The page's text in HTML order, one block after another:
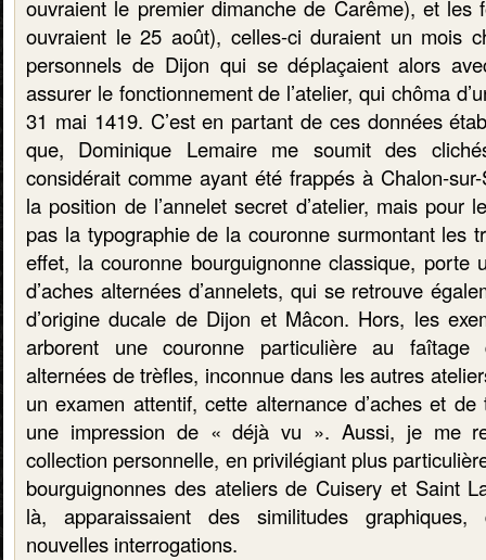
ouvraient le premier dimanche de Carême), et les
ouvraient le 25 août), celles-ci duraient un mois
personnels de Dijon qui se déplaçaient alors
assurer le fonctionnement de l’atelier, qui chôma
31 mai 1419. C’est en partant de ces données
que, Dominique Lemaire me soumit des
considérait comme ayant été frappés à Chalon-
la position de l’annelet secret d’atelier, mais pour
pas la typographie de la couronne surmontant les
effet, la couronne bourguignonne classique, porte
d’aches alternées d’annelets, qui se retrouve
d’origine ducale de Dijon et Mâcon. Hors, les
arborent une couronne particulière au faîtage
alternées de trèfles, inconnue dans les autres
un examen attentif, cette alternance d’aches et
une impression de « déjà vu ». Aussi, je me
collection personnelle, en privilégiant plus
bourguignonnes des ateliers de Cuisery et Saint
là, apparaissaient des similitudes
nouvelles interrogations.